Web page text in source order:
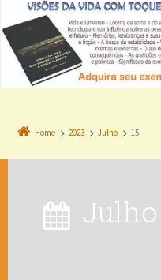
Home 2023 Julho 15